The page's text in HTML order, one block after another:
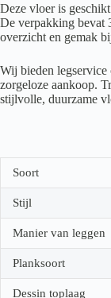
Deze vloer is
De verpakking bevat
overzicht en gemak
Wij bieden legservice
zorgeloze aankoop.
stijlvolle, duurzame
Soort
Stijl
Manier van leggen
Planksoort
Dessin toplaag